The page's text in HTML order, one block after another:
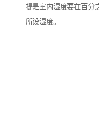
提是室内湿度要在百分
所设湿度。